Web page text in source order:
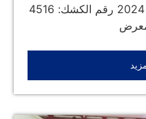
المكسيك التاريخ: 5-7 سبتمبر 2024 رقم الكشك: 4516